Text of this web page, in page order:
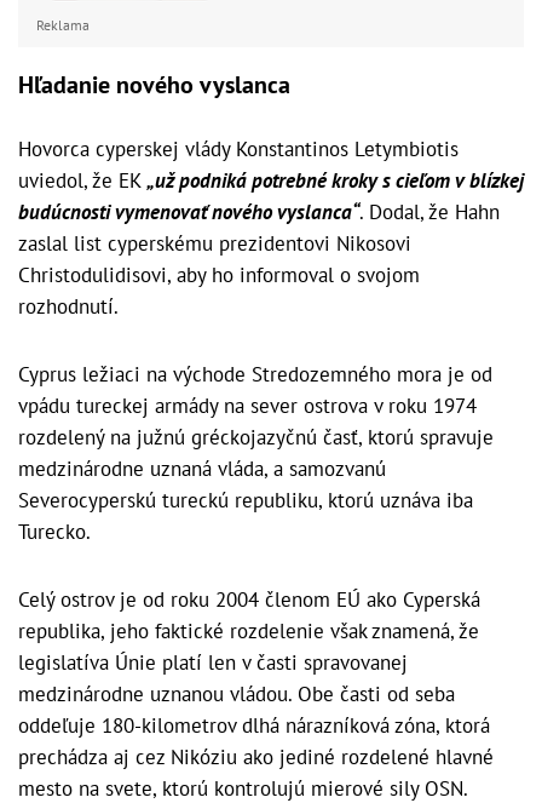
Reklama
Hľadanie nového vyslanca
Hovorca cyperskej vlády Konstantinos Letymbiotis
uviedol, že EK„už podniká potrebné kroky s cieľom v blízkej
budúcnosti vymenovať nového vyslanca“. Dodal, že Hahn
zaslal list cyperskému prezidentovi Nikosovi
Christodulidisovi, aby ho informoval o svojom
rozhodnutí.
Cyprus ležiaci na východe Stredozemného mora je od
vpádu tureckej armády na sever ostrova v roku 1974
rozdelený na južnú gréckojazyčnú časť, ktorú spravuje
medzinárodne uznaná vláda, a samozvanú
Severocyperskú tureckú republiku, ktorú uznáva iba
Turecko.
Celý ostrov je od roku 2004 členom EÚ ako Cyperská
republika, jeho faktické rozdelenie však znamená, že
legislatíva Únie platí len v časti spravovanej
medzinárodne uznanou vládou. Obe časti od seba
oddeľuje 180-kilometrov dlhá nárazníková zóna, ktorá
prechádza aj cez Nikóziu ako jediné rozdelené hlavné
mesto na svete, ktorú kontrolujú mierové sily OSN.